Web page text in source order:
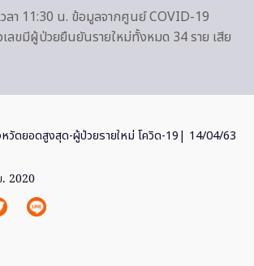
ลา 11:30 น. ข้อมูลจากศูนย์ COVID-19
ลขมีผู้ป่วยยืนยันรายใหม่ทั้งหมด 34 ราย เสีย
วัดยอดสูงสุด-ผู้ป่วยรายใหม่ โควิด-19| 14/04/63
2020